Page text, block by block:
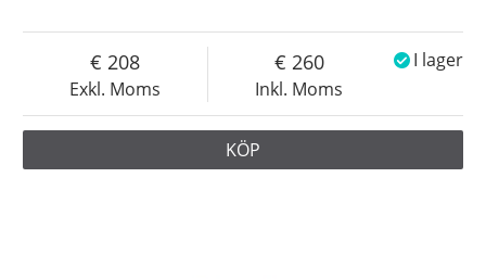
Exkl. Moms
208
Inkl. Moms
260 I lager
KÖP